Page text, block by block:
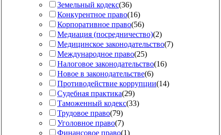
Земельный кодекс(36)
Конкурентное право(16)
Корпоративное право(56)
Медиация (посредничество)(2)
Медицинское законодательство(7)
Международное право(25)
Налоговое законодательство(16)
Новое в законодательстве(6)
Противодействие коррупции(14)
Судебная практика(29)
Таможенный кодекс(33)
Трудовое право(79)
Уголовное право(7)
Финансовое право(1)